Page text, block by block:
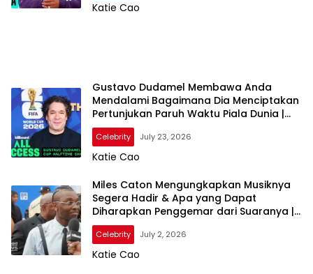
Katie Cao
Gustavo Dudamel Membawa Anda
Mendalami Bagaimana Dia Menciptakan
Pertunjukan Paruh Waktu Piala Dunia |
Akses Lengkap
Celebrity July 23, 2026
Katie Cao
Miles Caton Mengungkapkan Musiknya
Segera Hadir & Apa yang Dapat
Diharapkan Penggemar dari Suaranya |
Penghargaan BET 2026
Celebrity July 2, 2026
Katie Cao